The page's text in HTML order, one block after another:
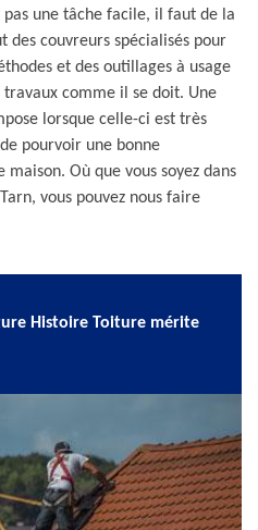
pas une tâche facile, il faut de la
couvreurs spécialisés pour
et des outillages à usage
comme il se doit. Une
lorsque celle-ci est très
pourvoir une bonne
Où que vous soyez dans
vous pouvez nous faire
Histoire Toiture mérite